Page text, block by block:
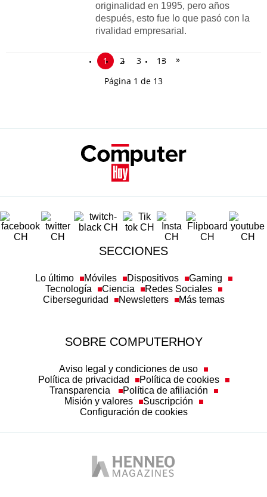
originalidad en 1995, pero años
después, esto fue lo que pasó con la
rivalidad empresarial.
1 2 3 13
»
Página 1 de 13
SECCIONES
Lo último Móviles Dispositivos
Gaming
Tecnología
Ciencia
Redes Sociales
Ciberseguridad
Newsletters Más temas
SOBRE COMPUTERHOY
Aviso legal y condiciones de uso
Política de privacidad
Política de cookies
Transparencia
Política de afiliación
Misión y valores
Suscripción
Configuración de cookies